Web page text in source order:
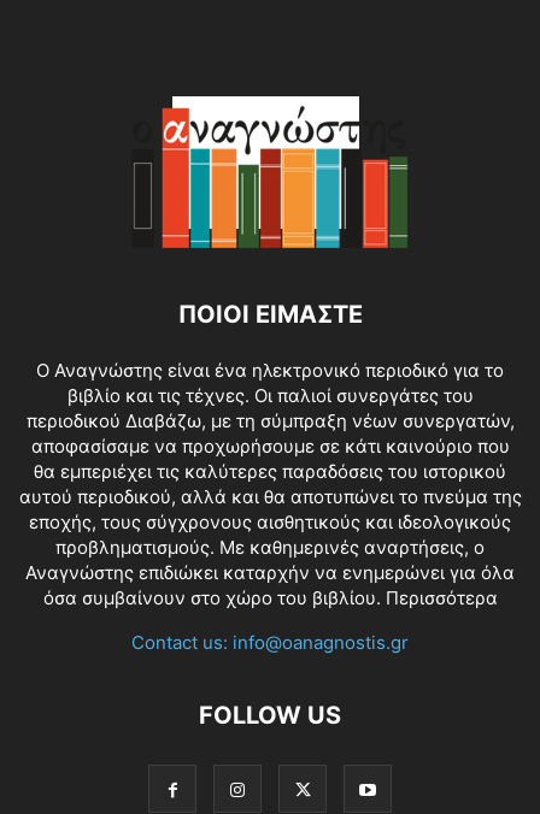
ΠΟΙΟΙ ΕΙΜΑΣΤΕ
O Αναγνώστης είναι ένα ηλεκτρονικό περιοδικό για το
βιβλίο και τις τέχνες. Οι παλιοί συνεργάτες του
περιοδικού Διαβάζω, με τη σύμπραξη νέων συνεργατών,
αποφασίσαμε να προχωρήσουμε σε κάτι καινούριο που
θα εμπεριέχει τις καλύτερες παραδόσεις του ιστορικού
αυτού περιοδικού, αλλά και θα αποτυπώνει το πνεύμα της
εποχής, τους σύγχρονους αισθητικούς και ιδεολογικούς
προβληματισμούς. Με καθημερινές αναρτήσεις, ο
Αναγνώστης επιδιώκει καταρχήν να ενημερώνει για όλα
όσα συμβαίνουν στο χώρο του βιβλίου. Περισσότερα
Contact us: info@oanagnostis.gr
FOLLOW US